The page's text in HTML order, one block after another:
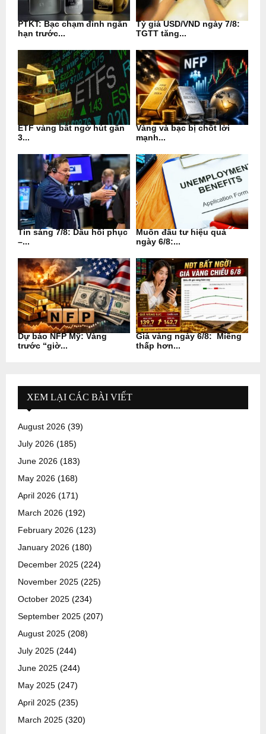
PTKT: Bạc chạm đỉnh ngắn
hạn trước...
Tỷ giá USD/VND ngày 7/8:
TGTT tăng...
ETF vàng bất ngờ hút gần
3...
Vàng và bạc bị chốt lời
mạnh...
Tin sáng 7/8: Dầu hồi phục
–...
Muốn đầu tư hiệu quả
ngày 6/8:...
Dự báo NFP Mỹ: Vàng
trước “giờ...
Giá vàng ngày 6/8: Miếng
thấp hơn...
XEM LẠI CÁC BÀI VIẾT
August 2026 (39)
July 2026 (185)
June 2026 (183)
May 2026 (168)
April 2026 (171)
March 2026 (192)
February 2026 (123)
January 2026 (180)
December 2025 (224)
November 2025 (225)
October 2025 (234)
September 2025 (207)
August 2025 (208)
July 2025 (244)
June 2025 (244)
May 2025 (247)
April 2025 (235)
March 2025 (320)